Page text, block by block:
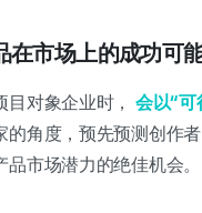
市场上的成功可能
对象企业时， 会以“可
的角度，预先预测创作
市场潜力的绝佳机会。